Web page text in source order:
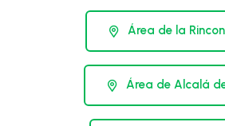
Área de la
Área de Alcalá